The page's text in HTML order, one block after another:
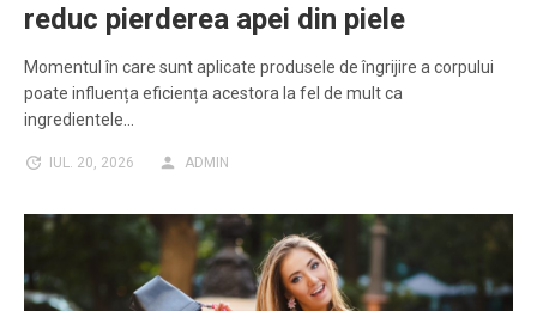
reduc pierderea apei din piele
Momentul în care sunt aplicate produsele de îngrijire a corpului
poate influența eficiența acestora la fel de mult ca
ingredientele…
IUL. 20, 2026 ADMIN